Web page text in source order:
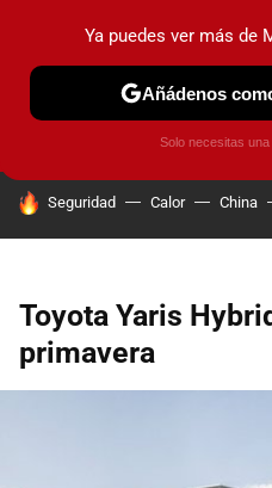
PRUEBAS COCHES
HOY SE HABLA DE
Seguridad Calor China
Toyota Yaris
primavera
Ya puedes ver más de
Añádenos
Solo necesitas